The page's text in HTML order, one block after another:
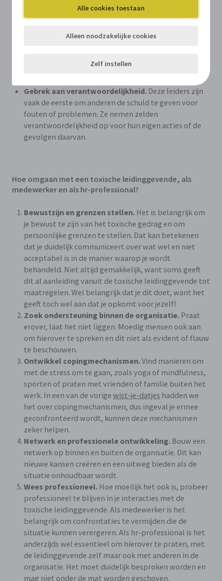
Alle cookies toestaan
Alleen noodzakelijke cookies
Zelf instellen
organisatie. Kenmerken van een angstcultuur
omvatten vaak een gebrek aan open communicatie,
micromanagement en het ontbreken van vertrouwen
en uiteindelijk een verminderde organisatorische
Gebrek aan verantwoordelijkheid. Deze leiders zijn
vaak de eerste om anderen de schuld te geven voor
fouten of problemen. Ze nemen zelden
verantwoordelijkheid op voor hun eigen acties of de
gevolgen daarvan.
Hoe omgaan met een toxische leidinggevende, als
medewerker en als hr-professional?
Bewustzijn en grenzen stellen. Het is belangrijk om
je bewust te zijn van het toxische gedrag en om
persoonlijke grenzen te stellen. Dat kan betekenen
dat je duidelijk communiceert over wat wel en niet
acceptabel is in de manier waarop je wordt
behandeld. Niet altijd gemakkelijk, want soms geeft
dit al aanleiding vanuit de toxische leidinggevende tot
maatregelen. Wel belangrijk dat je dit doet, want het
geeft toch wel aan dat je opkomt voor jezelf!
Zoek ondersteuning binnen de organisatie. Praat
erover, laat het niet liggen. Moedig mensen ook aan
om hierover te spreken en dit niet als evident of flauw
te beschouwen.
Ontwikkel copingmechanismen.Vind manieren om
met de stress om te gaan, zoals yoga of mindfulness,
sporten of praten met vrienden of familie buiten het
werk. In een van de vorige wist-je-datjes hadden we
het over copingmechanismen, dus ingeval je ermee
geconfronteerd wordt, kunnen deze mechanismen
zeker helpen.
Netwerk en professionele ontwikkeling. Bouw een
netwerk op binnen en buiten de organisatie. Dit kan
nieuwe kansen creëren en een uitweg bieden als de
situatie onhoudbaar wordt.
Wees professioneel. Hoe moeilijk het ook is, probeer
professioneel te blijven in je interacties met de
toxische leidinggevende. Als medewerker is het
belangrijk om confrontaties te vermijden die de
situatie kunnen verergeren. Als hr-professional is het
anderzijds wel essentieel om hierover te praten, met
de leidinggevende zelf maar ook met anderen in de
organisatie. Het moet duidelijk besproken worden en
mag niet onder de mat worden geschoven.